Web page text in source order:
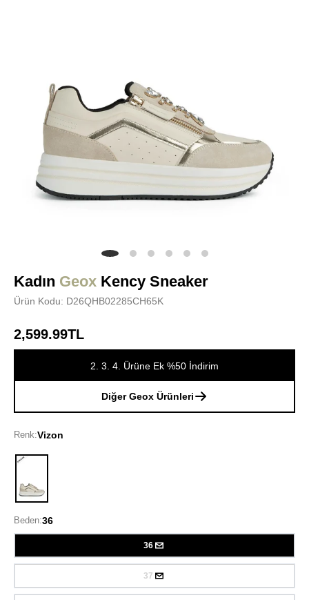
Kadın Geox Kency Sneaker
Ürün Kodu: D26QHB02285CH65K
2,599.99TL
2. 3. 4. Ürüne Ek %50 İndirim
Diğer Geox Ürünleri
Renk:Vizon
Vizon
Beden:36
36
37